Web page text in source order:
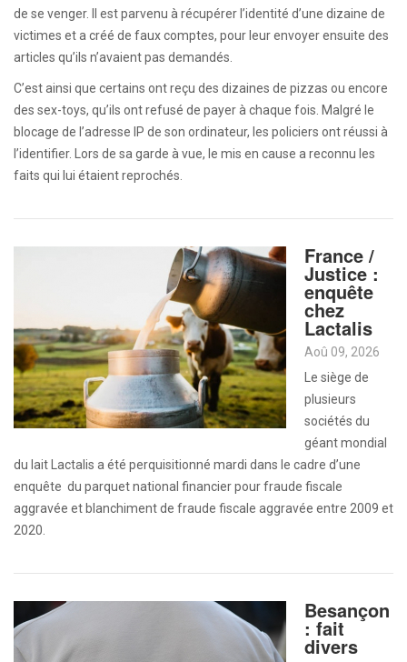
de se venger. Il est parvenu à récupérer l’identité d’une dizaine de
victimes et a créé de faux comptes, pour leur envoyer ensuite des
articles qu’ils n’avaient pas demandés.
C’est ainsi que certains ont reçu des dizaines de pizzas ou encore
des sex-toys, qu’ils ont refusé de payer à chaque fois. Malgré le
blocage de l’adresse IP de son ordinateur, les policiers ont réussi à
l’identifier. Lors de sa garde à vue, le mis en cause a reconnu les
faits qui lui étaient reprochés.
France /
Justice :
enquête
chez
Lactalis
Aoû 09, 2026
Le siège de
plusieurs
sociétés du
géant mondial
du lait Lactalis a été perquisitionné mardi dans le cadre d’une
enquête du parquet national financier pour fraude fiscale
aggravée et blanchiment de fraude fiscale aggravée entre 2009 et
2020.
Besançon
: fait
divers